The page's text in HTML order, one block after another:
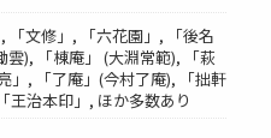
「文修」, 「六花園」, 「後名
), 「棟庵」 (大淵常範), 「萩
」, 「了庵」(今村了庵), 「拙軒
王治本印」, ほか多数あり